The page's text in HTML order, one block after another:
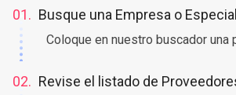
01. Busque una Empresa o
Coloque en nuestro buscador una
02. Revise el listado de